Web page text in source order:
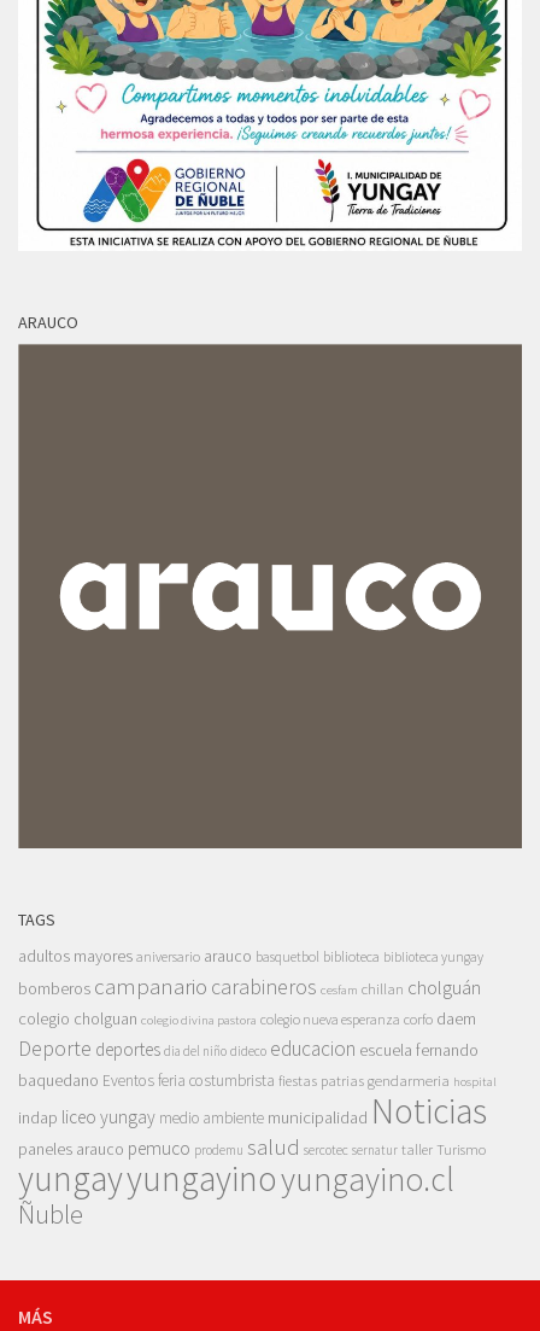
ARAUCO
TAGS
adultos mayores aniversario arauco basquetbol biblioteca biblioteca yungay
bomberos campanario carabineros cesfam chillan cholguán
colegio cholguan colegio divina pastora colegio nueva esperanza corfo daem
Deporte deportes dia del niño dideco educacion escuela fernando
baquedano Eventosferia costumbrista fiestas patrias gendarmeria hospital
indap liceo yungay medio ambiente municipalidad Noticias
paneles arauco pemuco prodemu salud sercotec sernatur taller Turismo
yungayyungayinoyungayino.cl
Ñuble
MÁS